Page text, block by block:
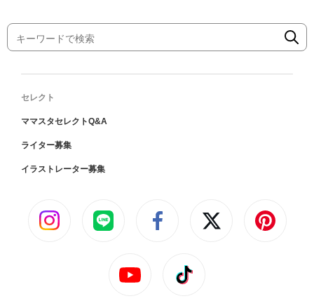
セレクト
ママスタセレクトQ&A
ライター募集
イラストレーター募集